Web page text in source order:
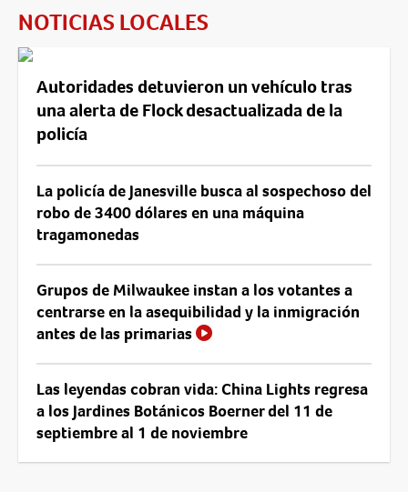
NOTICIAS LOCALES
Autoridades detuvieron un vehículo tras
una alerta de Flock desactualizada de la
policía
La policía de Janesville busca al sospechoso del
robo de 3400 dólares en una máquina
tragamonedas
Grupos de Milwaukee instan a los votantes a
centrarse en la asequibilidad y la inmigración
antes de las primarias
Las leyendas cobran vida: China Lights regresa
a los Jardines Botánicos Boerner del 11 de
septiembre al 1 de noviembre